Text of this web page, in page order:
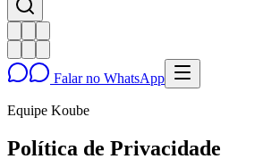
Falar no WhatsApp
Equipe Koube
Política de Privacidade